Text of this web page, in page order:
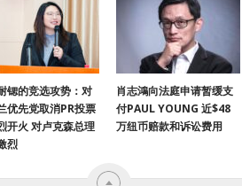
锶的竞选攻势：对
优先党取消PR投票
开火 对卢克森总理
烈
肖志鴻向法庭申请暂缓支
付PAUL YOUNG 近$48
万纽币赔款和诉讼费用